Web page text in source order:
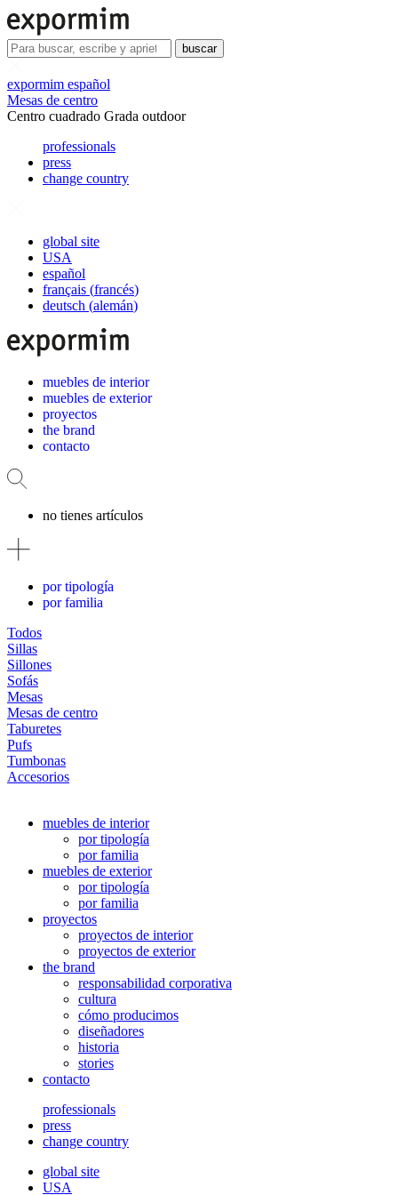
buscar
expormim español
Mesas de centro
Centro cuadrado Grada outdoor
professionals
press
change country
global site
USA
español
français (francés)
deutsch (alemán)
muebles de interior
muebles de exterior
proyectos
the brand
contacto
no tienes artículos
por tipología
por familia
Todos
Sillas
Sillones
Sofás
Mesas
Mesas de centro
Taburetes
Pufs
Tumbonas
Accesorios
muebles de interior
por tipología
por familia
muebles de exterior
por tipología
por familia
proyectos
proyectos de interior
proyectos de exterior
the brand
responsabilidad corporativa
cultura
cómo producimos
diseñadores
historia
stories
contacto
professionals
press
change country
global site
USA